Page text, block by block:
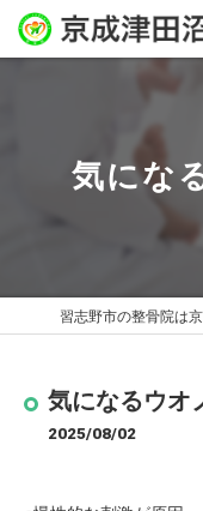
気にな
気になるウオ
2025/08/02